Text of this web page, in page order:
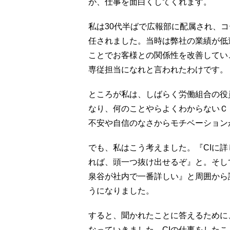
が、仕事を面白くしてくれます。
私は30代半ばで広報部に配属され、
任されました。当時は弊社の業績が
ことでお客様との関係性を改善して
専従担当になれと言われたわけです。
ところが私は、しばらく労働組合の
なり、何のことやらよくわからない
不安や自信のなさからモチベーショ
でも、私はこう考えました。『CIに
れば、頭一つ抜け出せるぞ』と。そ
泉谷が社内で一番詳しい』と周囲か
うになりました。
すると、聞かれたことに答えるため